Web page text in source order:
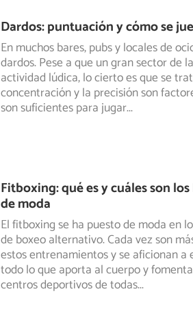
Dardos: puntuación y cómo se
En muchos bares, pubs y locales de
dardos. Pese a que un gran sector de
actividad lúdica, lo cierto es que se
concentración y la precisión son
son suficientes para jugar...
Fitboxing: qué es y cuáles son
de moda
El fitboxing se ha puesto de moda en
de boxeo alternativo. Cada vez son
estosentrenamientos y se aficionan a
todo lo que aporta al cuerpo y
centros deportivos de todas...